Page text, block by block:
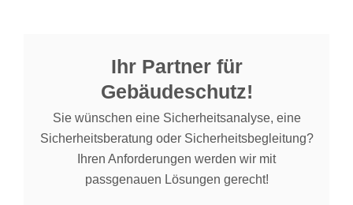
Ihr Partner für
Gebäudeschutz!
Sie wünschen eine Sicherheitsanalyse, eine
Sicherheitsberatung oder Sicherheitsbegleitung?
Ihren Anforderungen werden wir mit
passgenauen Lösungen gerecht!